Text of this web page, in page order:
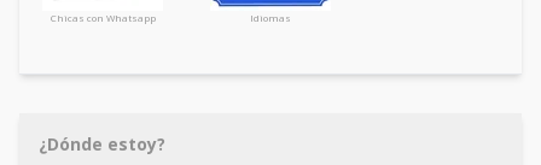
Chicas con Whatsapp Idiomas
¿Dónde estoy?